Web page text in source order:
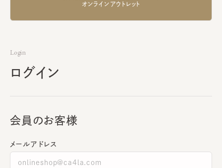
オンラインアウトレット
Login
ログイン
会員のお客様
メールアドレス